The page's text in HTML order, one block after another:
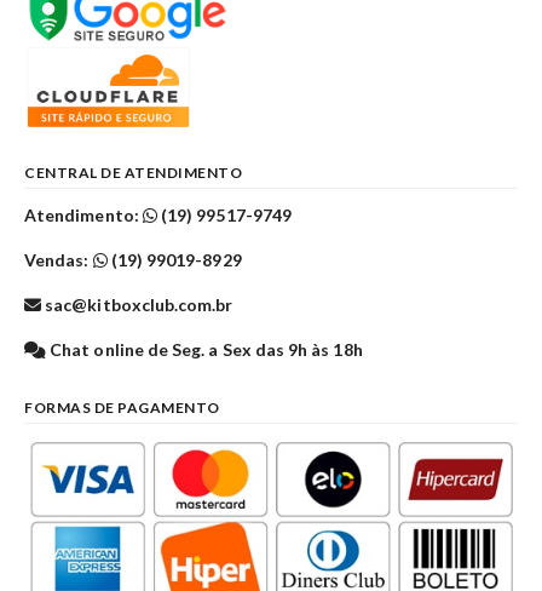
CENTRAL DE ATENDIMENTO
Atendimento: (19) 99517-9749
Vendas: (19) 99019-8929
sac@kitboxclub.com.br
Chat online de Seg. a Sex das 9h às 18h
FORMAS DE PAGAMENTO